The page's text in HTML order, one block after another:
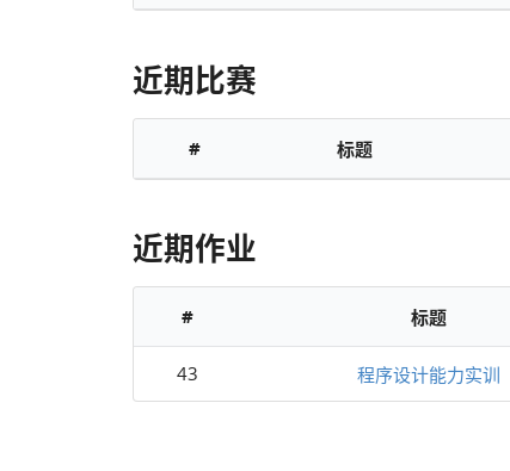
近期比赛
# 标题
近期作业
# 标题
43 程序设计能力实训